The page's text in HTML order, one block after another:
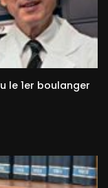
le 1er boulanger